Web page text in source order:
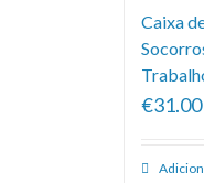
Caixa
€31.00